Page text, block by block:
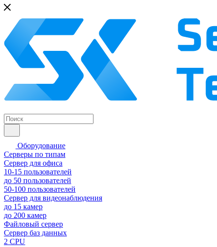
Оборудование
Серверы по типам
Сервер для офиса
10-15 пользователей
до 50 пользователей
50-100 пользователей
Сервер для видеонаблюдения
до 15 камер
до 200 камер
Файловый сервер
Сервер баз данных
2 CPU